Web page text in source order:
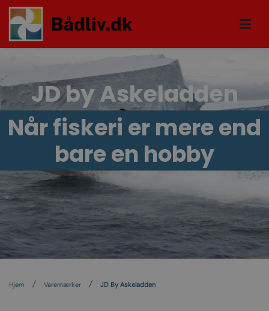
JD by Askeladden
Når fiskeri er mere end
bare en hobby
Hjem Varemærker JD By Askeladden